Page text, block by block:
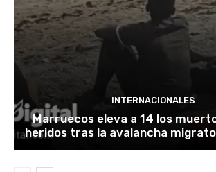
INTERNACIONALES
Marruecos eleva a 14 los
heridos tras la avalancha